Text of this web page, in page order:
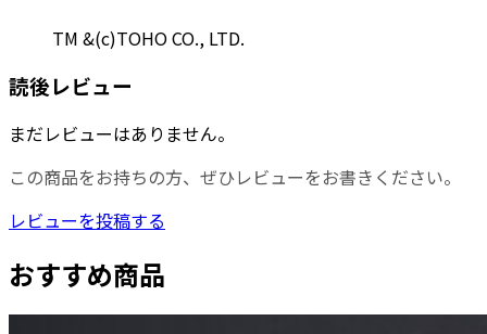
TM &(c)TOHO CO., LTD.
読後レビュー
まだレビューはありません。
この商品をお持ちの方、ぜひレビューをお書きください。
レビューを投稿する
おすすめ商品